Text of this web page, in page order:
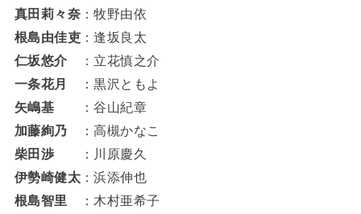
真田莉々奈：牧野由依
根島由佳吏：逢坂良太
仁坂悠介
：立花慎之介
一条花月
：黒沢ともよ
矢嶋基
：谷山紀章
加藤絢乃
：高槻かなこ
柴田渉
：川原慶久
伊勢崎健太：浜添伸也
根島智里
：木村亜希子